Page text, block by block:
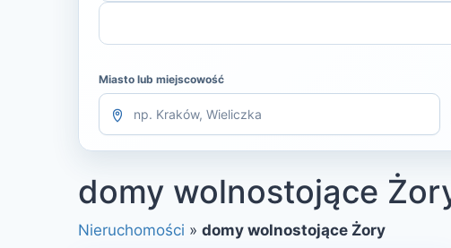
Miasto lub miejscowość
domy wolnostojące
Nieruchomości » domy wolnostojące Żory